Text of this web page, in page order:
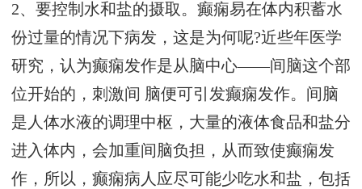
2、要控制水和盐的摄取。癫痫易在体内积蓄水
份过量的情况下病发，这是为何呢?近些年医学
研究，认为癫痫发作是从脑中心——间脑这个部
位开始的，刺激间 脑便可引发癫痫发作。间脑
是人体水液的调理中枢，大量的液体食品和盐分
进入体内，会加重间脑负担，从而致使癫痫发
作，所以，癫痫病人应尽可能少吃水和盐，包括